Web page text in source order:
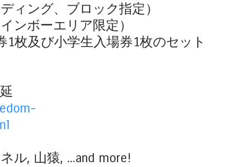
ィング、ブロック指定）
ンボーエリア限定）
枚及び小学生入場券1枚のセット
ル, 山猿, ...and more!